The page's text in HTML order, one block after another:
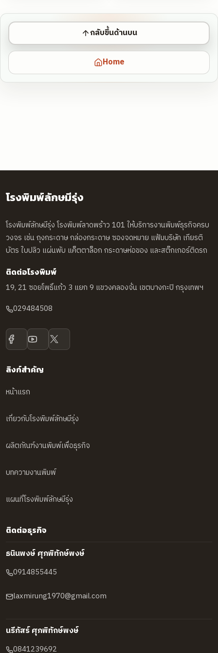
กลับขึ้นด้านบน
Home
โรงพิมพ์ลักษมีรุ่ง
โรงพิมพ์ลักษมีรุ่ง โรงพิมพ์ลาดพร้าว 101 ให้บริการงานพิมพ์ธุรกิจครบ
วงจร เช่น ถุงกระดาษ กล่องกระดาษ ซองจดหมาย แฟ้มบริษัท เกียรติ
บัตร ใบปลิว แผ่นพับ แค็ตตาล็อก กระดาษห่อของ และสติ๊กเกอร์ติดรถ
ติดต่อโรงพิมพ์
19, 21 ซอยโพธิ์แก้ว 3 แยก 9 แขวงคลองจั่น เขตบางกะปิ กรุงเทพฯ
029484508
ลิงก์สำคัญ
หน้าแรก
เกี่ยวกับโรงพิมพ์ลักษมีรุ่ง
ผลิตภัณฑ์งานพิมพ์เพื่อธุรกิจ
บทความงานพิมพ์
แผนที่โรงพิมพ์ลักษมีรุ่ง
ติดต่อธุรกิจ
ธนินพงษ์ ศุภพิทักษ์พงษ์
0914855445
laxmirung1970@gmail.com
นรีภัสร์ ศุภพิทักษ์พงษ์
0841239692